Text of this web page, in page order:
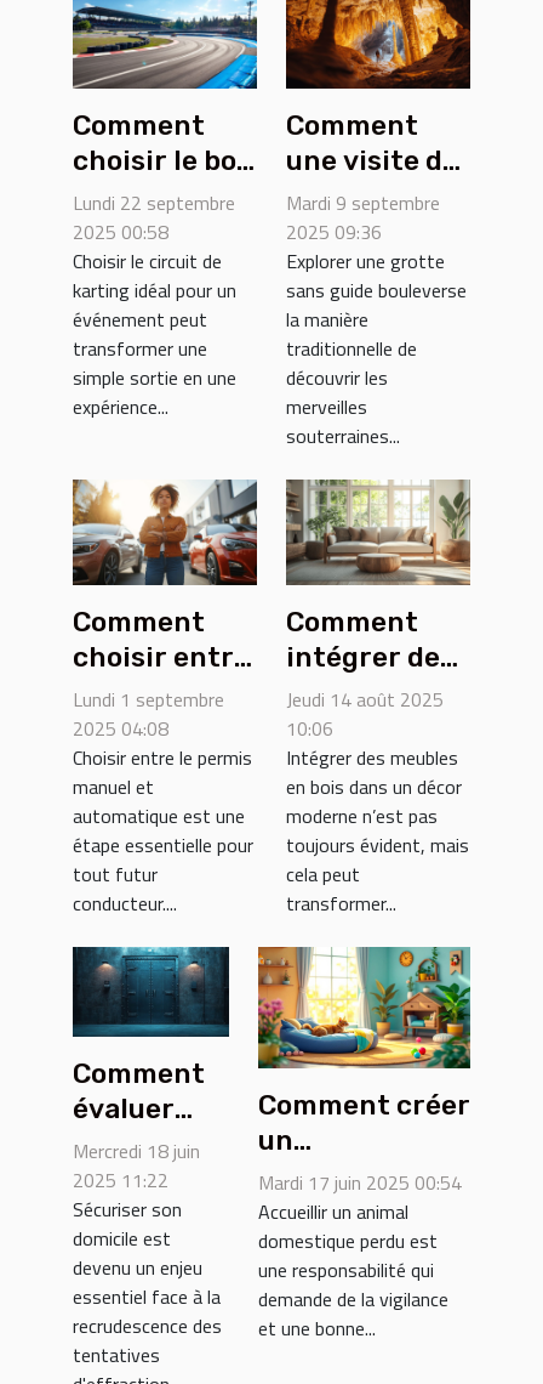
Comment
choisir le bon
circuit de
karting pour
votre
prochain
événement ?
Lundi 22 septembre
2025 00:58
Choisir le circuit de
karting idéal pour un
événement peut
transformer une
simple sortie en une
expérience...
Comment
une visite de
grotte sans
guide
enrichit-elle
votre
expérience ?
Mardi 9 septembre
2025 09:36
Explorer une grotte
sans guide bouleverse
la manière
traditionnelle de
découvrir les
merveilles
souterraines...
Comment
choisir entre
permis
manuel et
automatique
?
Lundi 1 septembre
2025 04:08
Choisir entre le permis
manuel et
automatique est une
étape essentielle pour
tout futur
conducteur....
Comment
intégrer des
meubles en
bois dans un
décor
moderne ?
Jeudi 14 août 2025
10:06
Intégrer des meubles
en bois dans un décor
moderne n’est pas
toujours évident, mais
cela peut
transformer...
Comment
évaluer
l'efficacité
du
blindage de
porte pour
votre
sécurité
Mercredi 18 juin
2025 11:22
Sécuriser son
domicile est
devenu un enjeu
essentiel face à la
recrudescence des
tentatives
Comment créer
un
environnement
sûr pour les
animaux
domestiques
perdus
Mardi 17 juin 2025 00:54
Accueillir un animal
domestique perdu est
une responsabilité qui
demande de la vigilance
et une bonne...